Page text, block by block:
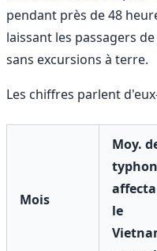
pendant près de 48
laissant les passagers
sans excursions à terre.
Les chiffres parlent
Mois
Moy.
le